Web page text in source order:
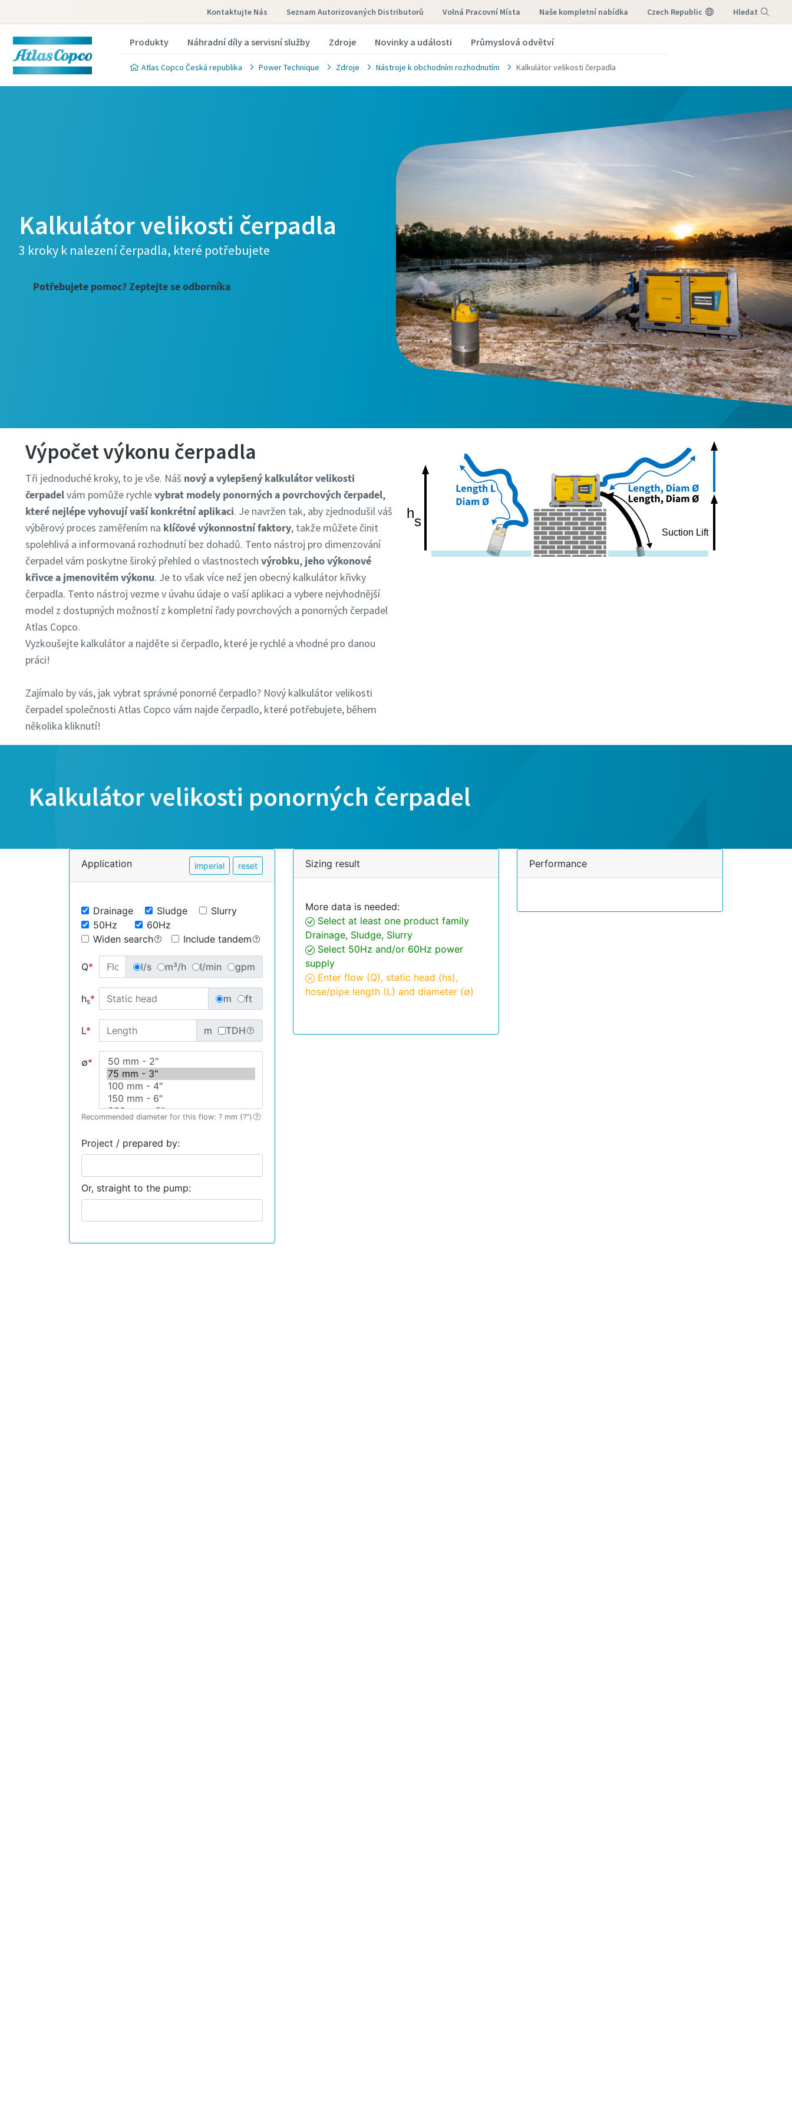
Kontaktujte Nás Seznam Autorizovaných Distributorů Volná Pracovní Místa naše kompletní nabídka Czech Republic Hledat
Produkty Náhradní díly a servisní služby Zdroje Novinky a události Průmyslová odvětví
Atlas Copco Česká republika Power Technique Zdroje Nástroje k obchodním rozhodnutím Kalkulátor velikosti čerpadla
Kalkulátor velikosti čerpadla
3 kroky k nalezení čerpadla, které potřebujete
Potřebujete pomoc? Zeptejte se odborníka
Výpočet výkonu čerpadla
Tři jednoduché kroky, to je vše. Náš nový a vylepšený kalkulátor velikosti
čerpadelvám pomůže rychlevybrat modely ponorných a povrchových čerpadel,
které nejlépe vyhovují vaší konkrétní aplikaci. Je navržen tak, aby zjednodušil váš
výběrový proces zaměřením na klíčové výkonnostní faktory, takže můžete činit
spolehlivá a informovaná rozhodnutí bez dohadů. Tento nástroj pro dimenzování
čerpadel vám poskytne široký přehled o vlastnostechvýrobku, jeho výkonové
křivce a jmenovitém výkonu. Je to však více než jen obecný kalkulátor křivky
čerpadla. Tento nástroj vezme v úvahu údaje o vaší aplikaci a vybere nejvhodnější
model z dostupných možností z kompletní řady povrchových a ponorných čerpadel
Atlas Copco.
Vyzkoušejte kalkulátor a najděte si čerpadlo, které je rychlé a vhodné pro danou
práci!
Zajímalo by vás, jak vybrat správné ponorné čerpadlo? Nový kalkulátor velikosti
čerpadel společnosti Atlas Copco vám najde čerpadlo, které potřebujete, během
několika kliknutí!
Kalkulátor velikosti ponorných čerpadel